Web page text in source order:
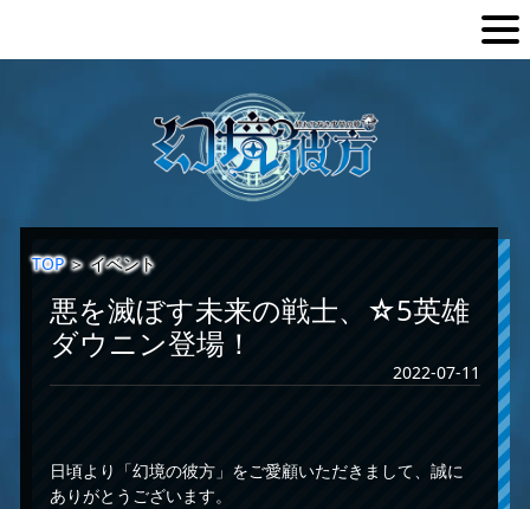
TOP＞イベント
悪を滅ぼす未来の戦士、☆5英雄
ダウニン登場！
2022-07-11
日頃より「幻境の彼方」をご愛顧いただきまして、誠に
ありがとうございます。